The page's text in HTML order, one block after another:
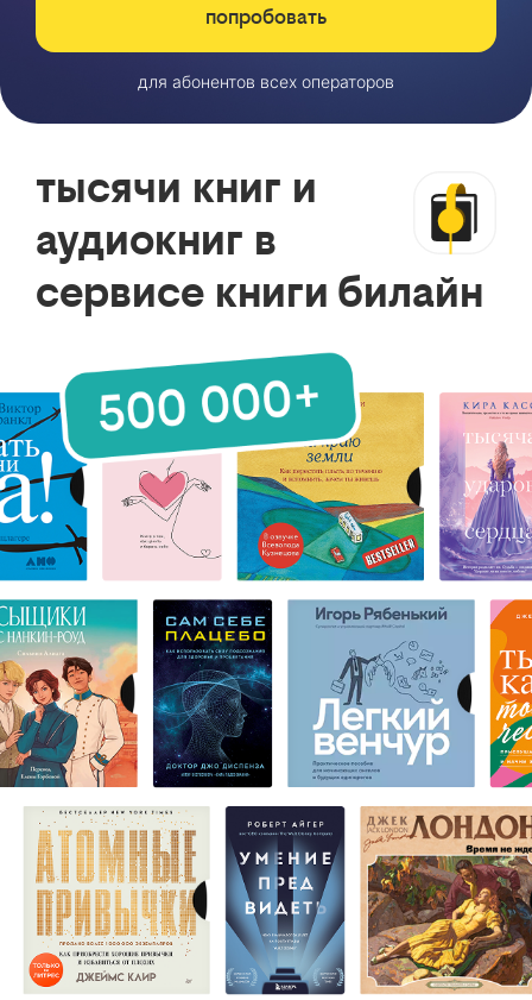
попробовать
для абонентов всех операторов
тысячи книг и
аудиокниг в
сервисе книги билайн